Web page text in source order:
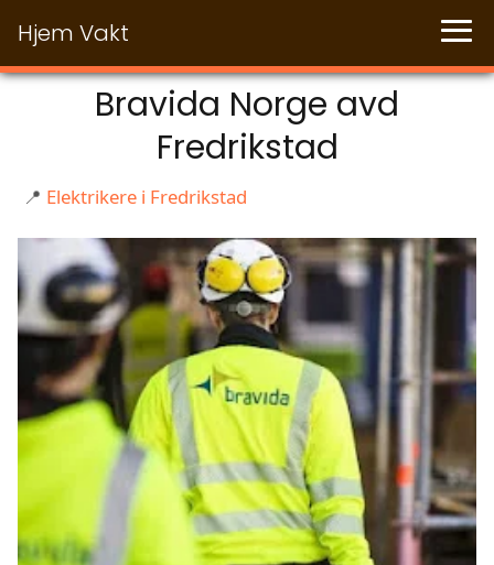
Hjem Vakt
Bravida Norge avd
Fredrikstad
📍 Elektrikere i Fredrikstad